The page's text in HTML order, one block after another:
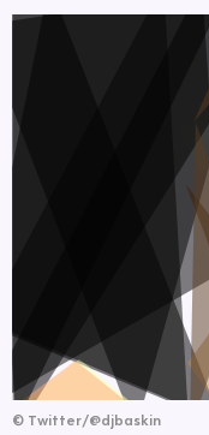
© Twitter/@djbaskin